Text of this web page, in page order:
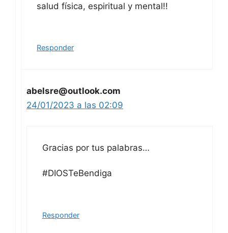
salud física, espiritual y mental!!
Responder
abelsre@outlook.com
24/01/2023 a las 02:09
Gracias por tus palabras…
#DIOSTeBendiga
Responder